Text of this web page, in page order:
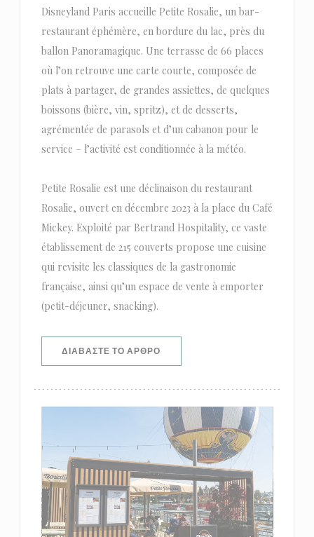
Disneyland Paris accueille Petite Rosalie, un bar-
restaurant éphémère, en bordure du lac, près du
ballon Panoramagique. Une terrasse de 66 places
où l’on retrouve une carte courte, composée de
plats à partager, de grandes assiettes, de quelques
boissons (bière, vin, spritz), et de desserts,
agrémentée de parasols et d’un cabanon pour le
service – l’activité est conditionnée à la météo.
Petite Rosalie est une déclinaison du restaurant
Rosalie, ouvert en décembre 2023 à la place du Café
Mickey. Exploité par Bertrand Hospitality, ce vaste
établissement de 215 couverts propose une cuisine
qui revisite les classiques de la gastronomie
française, ainsi qu’un espace de vente à emporter
(petit-déjeuner, snacking).
ΔΙΑΒΆΣΤΕ ΤΟ ΆΡΘΡΟ